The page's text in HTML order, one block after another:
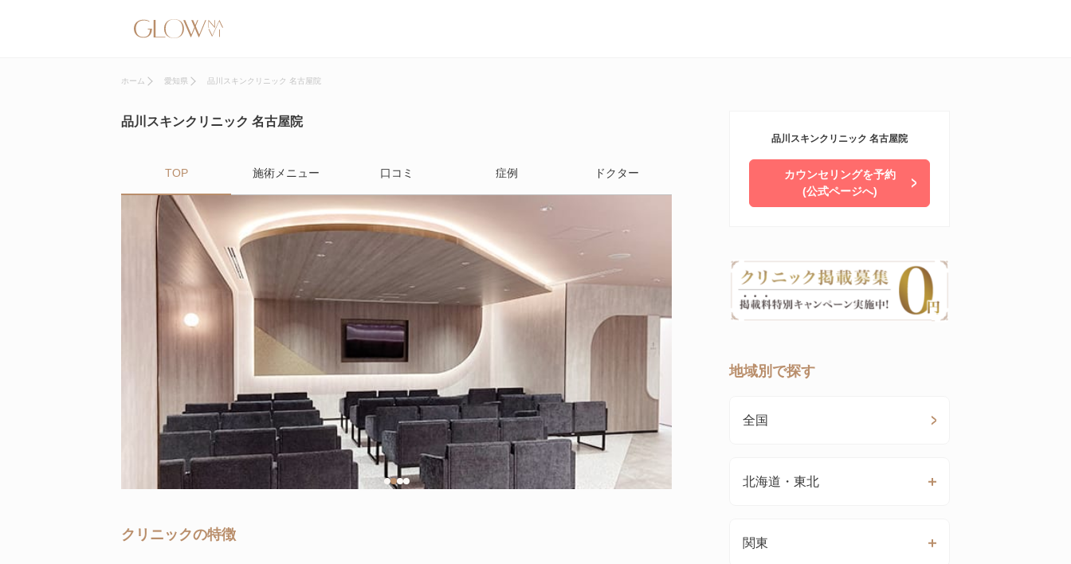
ホーム 愛知県 品川スキンクリニック 名古屋院
品川スキンクリニック 名古屋院
TOP 施術メニュー 口コミ 症例 ドクター
クリニックの特徴
品川スキンクリニック 名古屋院
カウンセリングを予約
(公式ページへ)
地域別で探す
全国
北海道・東北
関東